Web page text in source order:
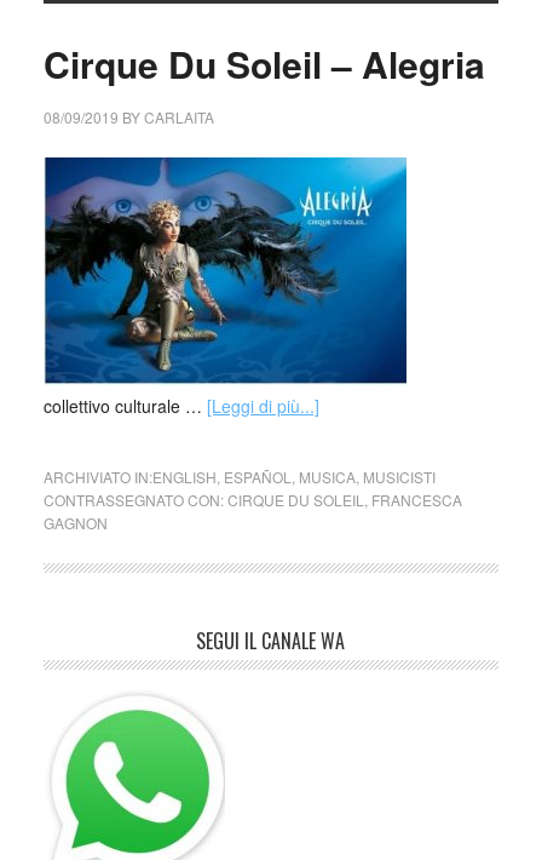
Cirque Du Soleil – Alegria
08/09/2019 BYCARLAITA
collettivo culturale … [Leggi di più...]
ARCHIVIATO IN:ENGLISH ESPAÑOL MUSICA, MUSICISTI
CONTRASSEGNATO CON:CIRQUE DU SOLEIL
FRANCESCA
GAGNON
SEGUI IL CANALE WA